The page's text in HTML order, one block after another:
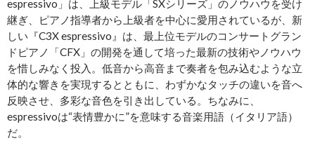
espressivo」は、上級モデル「SXシリーズ」のノウハウを受け
継ぎ、ピアノ指導者から上級者を中心に愛用されているが、新
しい『C3X espressivo』は、最上位モデルのコンサートグラン
ドピアノ「CFX」の開発を通して培った最新の技術やノウハウ
を惜しみなく投入。低音から高音まで奏者を包み込むような立
体的な響きを実現するとともに、わずかなタッチの違いを音へ
反映させ、多彩な音色を引き出している。ちなみに、
espressivoは“表情豊かに”を意味する音楽用語（イタリア語）
だ。